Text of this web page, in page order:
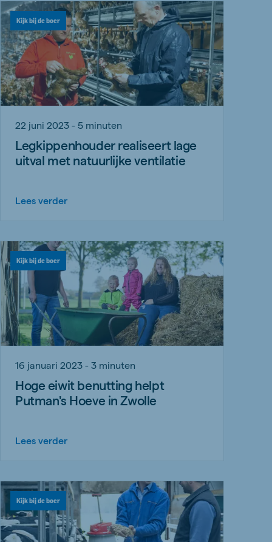
Kijk bij de boer
22 juni 2023 - 5 minuten
Legkippenhouder realiseert lage
uitval met natuurlijke ventilatie
Lees verder
Kijk bij de boer
16 januari 2023 - 3 minuten
Hoge eiwit benutting helpt
Putman's Hoeve in Zwolle
Lees verder
Kijk bij de boer